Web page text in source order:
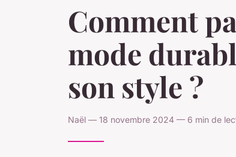
Comment
mode
son style ?
Naël — 18 novembre 2024 — 6 min de